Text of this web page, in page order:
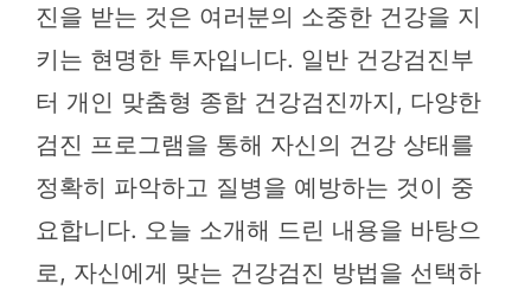
진을 받는 것은 여러분의 소중한 건강을 지
키는 현명한 투자입니다. 일반 건강검진부
터 개인 맞춤형 종합 건강검진까지, 다양한
검진 프로그램을 통해 자신의 건강 상태를
정확히 파악하고 질병을 예방하는 것이 중
요합니다. 오늘 소개해 드린 내용을 바탕으
로, 자신에게 맞는 건강검진 방법을 선택하